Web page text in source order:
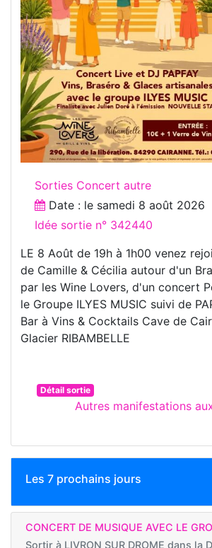
Sorties Concert autre
Date : le samedi 8 août 2026
Idée sortie n° 342440
LE 8 Août de 19h à 1h00 venez
de Camille & Cécilia autour d'un
par les Wine Lovers, d'un concert
le Groupe ILYES MUSIC suivi de
Bar à Vins & Cocktails Cave de
Glacier RIBAMBELLE
Détail sortie
Autres manifestations
Les 7 prochains jours
CONCERT DE MUSIQUE AVEC LE
Sortir à LIVRON SUR DROME dans la